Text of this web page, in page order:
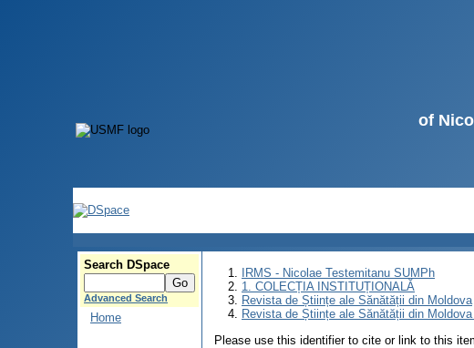
of
Search DSpace
Advanced Search
Home
IRMS - Nicolae Testemitanu SUMPh
1. COLECȚIA INSTITUȚIONALĂ
Revista de Științe ale Sănătății din Moldova
Revista de Științe ale Sănătății din
Please use this identifier to cite or link to this